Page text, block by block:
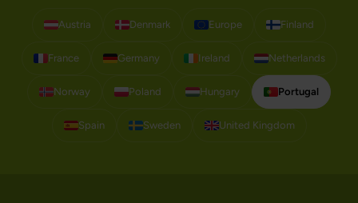
Austria Denmark Europe Finland
France Germany Ireland Netherlands
Norway Poland Hungary Portugal
Spain Sweden United Kingdom